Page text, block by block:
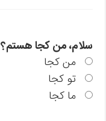
سلام، من کجا هستم؟
من کجا
تو کجا
ما کجا